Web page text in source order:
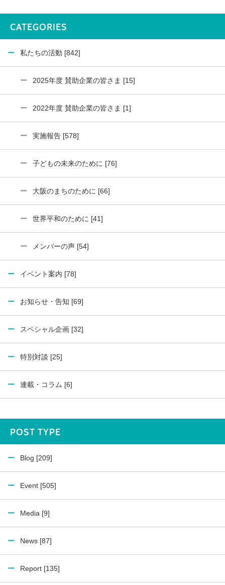
CATEGORIES
私たちの活動 [842]
2025年度 賛助企業の皆さま [15]
2022年度 賛助企業の皆さま [1]
実施報告 [578]
子どもの未来のために [76]
大阪のまちのために [66]
世界平和のために [41]
メンバーの声 [54]
イベント案内 [78]
お知らせ・告知 [69]
スペシャル企画 [32]
特別対談 [25]
連載・コラム [6]
POST TYPE
Blog [209]
Event [505]
Media [9]
News [87]
Report [135]